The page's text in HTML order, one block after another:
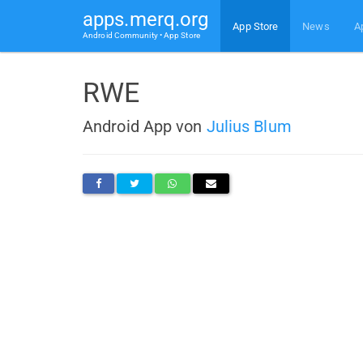
apps.merq.org
Android Community • App Store
App Store News
RWE
Android App von Julius Blum